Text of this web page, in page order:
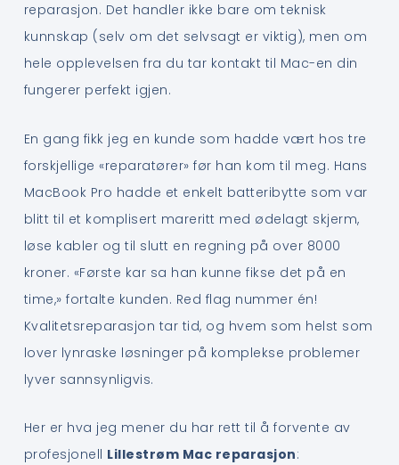
reparasjon. Det handler ikke bare om teknisk
kunnskap (selv om det selvsagt er viktig), men om
hele opplevelsen fra du tar kontakt til Mac-en din
fungerer perfekt igjen.
En gang fikk jeg en kunde som hadde vært hos tre
forskjellige «reparatører» før han kom til meg. Hans
MacBook Pro hadde et enkelt batteribytte som var
blitt til et komplisert mareritt med ødelagt skjerm,
løse kabler og til slutt en regning på over 8000
kroner. «Første kar sa han kunne fikse det på en
time,» fortalte kunden. Red flag nummer én!
Kvalitetsreparasjon tar tid, og hvem som helst som
lover lynraske løsninger på komplekse problemer
lyver sannsynligvis.
Her er hva jeg mener du har rett til å forvente av
profesjonell Lillestrøm Mac reparasjon: